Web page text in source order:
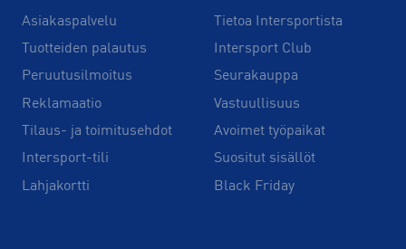
Asiakaspalvelu
Tuotteiden palautus
Peruutusilmoitus
Reklamaatio
Tilaus- ja toimitusehdot
Intersport-tili
Lahjakortti
Tietoa Intersportista
Intersport Club
Seurakauppa
Vastuullisuus
Avoimet työpaikat
Suositut sisällöt
Black Friday